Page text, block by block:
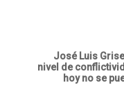
José Luis
nivel de
hoy no se